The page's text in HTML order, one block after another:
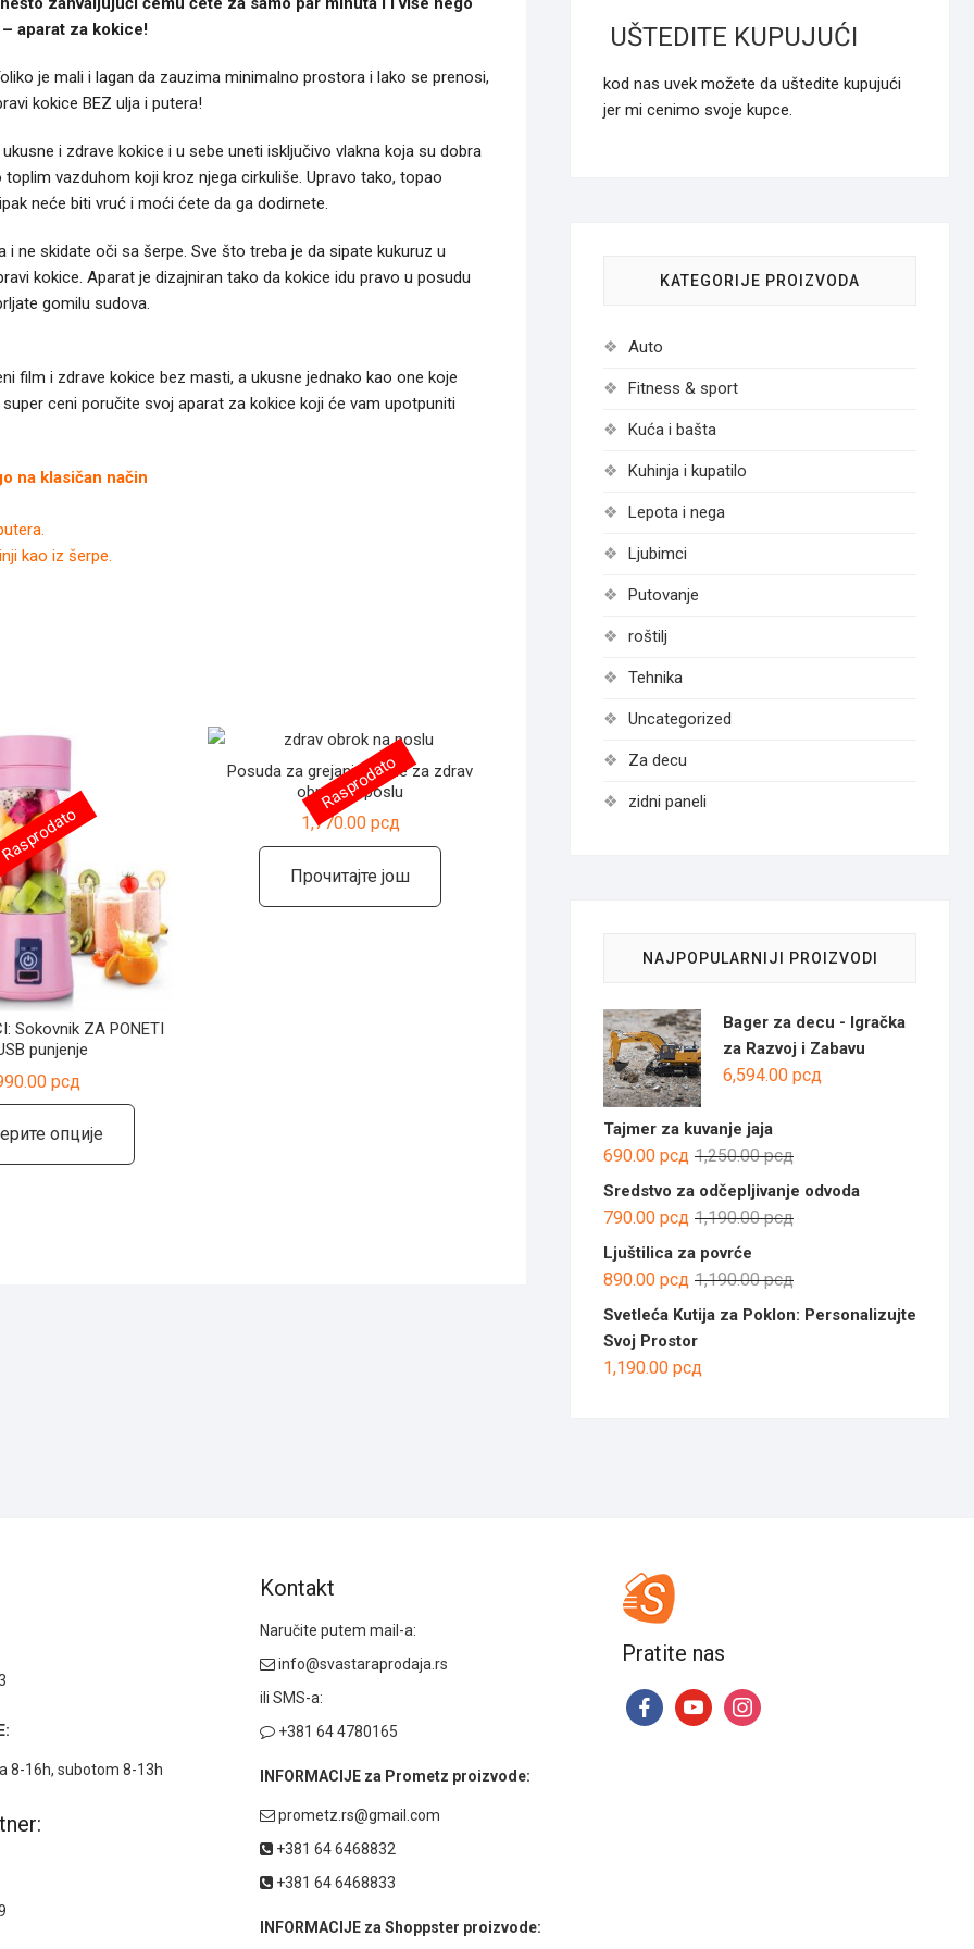
aparat za kokice!
je mali i lagan da zauzima minimalno prostora i lako se prenosi,
kokice BEZ ulja i putera!
i zdrave kokice i u sebe uneti isključivo vlakna koja su dobra
vazduhom koji kroz njega cirkuliše. Upravo tako, topao
neće biti vruć i moći ćete da ga dodirnete.
skidate oči sa šerpe. Sve što treba je da sipate kukuruz u
kokice. Aparat je dizajniran tako da kokice idu pravo u posudu
gomilu sudova.
film i zdrave kokice bez masti, a ukusne jednako kao one koje
ceni poručite svoj aparat za kokice koji će vam upotpuniti
na klasičan način
kao iz šerpe.
Sokovnik ZA PONETI
punjenje
рсд
опције
Овај
има
Rasprodato
Posuda za grejanje hrane za zdrav
obrok na poslu
1,770.00 рсд
Прочитајте још
Rasprodato
UŠTEDITE KUPUJUĆI
kod nas uvek možete da uštedite kupujući
jer mi cenimo svoje kupce.
KATEGORIJE PROIZVODA
Auto
Fitness & sport
Kuća i bašta
Kuhinja i kupatilo
Lepota i nega
Ljubimci
Putovanje
roštilj
Tehnika
Uncategorized
Za decu
zidni paneli
NAJPOPULARNIJI PROIZVODI
Bager za decu - Igračka
za Razvoj i Zabavu
6,594.00 рсд
Tajmer za kuvanje jaja
1,250.00рсдОригинална
цена
690.00 рсд
Тренутна
цена
Sredstvo za odčepljivanje odvoda
1,190.00рсдОригинална
1,190.00 рсд.
790.00 рсд
Тренутна
Ljuštilica za povrće
1,190.00рсдОригинална
цена
890.00 рсд
Тренутна
цена
Svetleća Kutija za Poklon: Personalizujte
Svoj Prostor
1,190.00 рсд
8-16h, subotom 8-13h
Kontakt
Naručite putem mail-a:
info@svastaraprodaja.rs
ili SMS-a:
+381 64 4780165
INFORMACIJE za Prometz proizvode:
prometz.rs@gmail.com
+381 64 6468832
+381 64 6468833
INFORMACIJE za Shoppster proizvode:
Pratite nas
facebookyoutubeinstagram